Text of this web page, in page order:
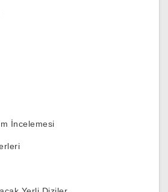
İncelemesi